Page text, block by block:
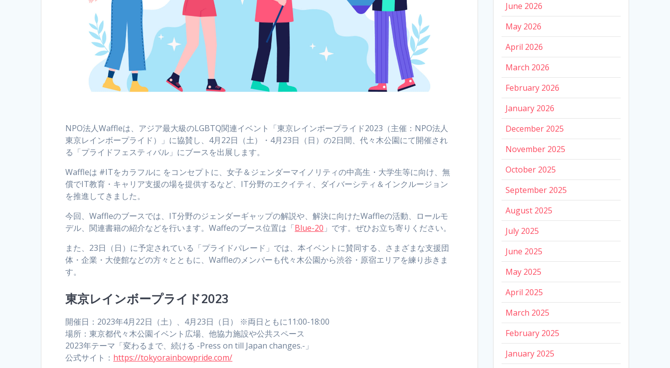
NPO法人Waffleは、アジア最大級のLGBTQ関連イベント「東京レインボープライド2023（主催：NPO法人
東京レインボープライド）」に協賛し、4月22日（土）・4月23日（日）の2日間、代々木公園にて開催され
る「プライドフェスティバル」にブースを出展します。
Waffleは #ITをカラフルに をコンセプトに、女子＆ジェンダーマイノリティの中高生・大学生等に向け、無
償でIT教育・キャリア支援の場を提供するなど、IT分野のエクイティ、ダイバーシティ＆インクルージョン
を推進してきました。
今回、Waffleのブースでは、IT分野のジェンダーギャップの解説や、解決に向けたWaffleの活動、ロールモ
デル、関連書籍の紹介などを行います。Waffeのブース位置は「Blue-20 」です。ぜひお立ち寄りください。
また、23日（日）に予定されている「プライドパレード」では、本イベントに賛同する、さまざまな支援団
体・企業・大使館などの方々とともに、Waffleのメンバーも代々木公園から渋谷・原宿エリアを練り歩きま
す。
東京レインボープライド2023
開催日：2023年4月22日（土）、4月23日（日） ※両日ともに11:00-18:00
場所：東京都代々木公園イベント広場、他協力施設や公共スペース
2023年テーマ「変わるまで、続ける -Press on till Japan changes.-」
公式サイト： https://tokyorainbowpride.com/
June 2026
May 2026
April 2026
March 2026
February 2026
January 2026
December 2025
November 2025
October 2025
September 2025
August 2025
July 2025
June 2025
May 2025
April 2025
March 2025
February 2025
January 2025